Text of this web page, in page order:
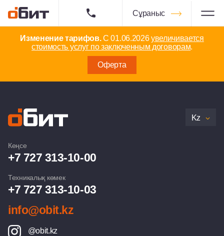
Изменение тарифов.С 01.06.2026увеличивается
стоимость услуг по заключенным договорам.
Оферта
Сұраныс
Kz
Кеңсе
+7 727 313-10-00
Техникалық көмек
+7 727 313-10-03
info@obit.kz
@obit.kz